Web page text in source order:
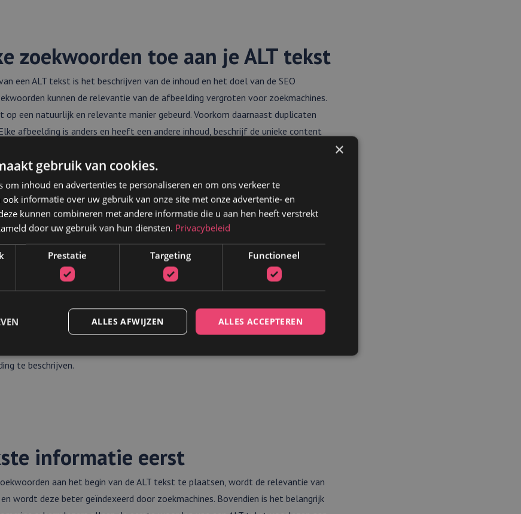
zoekwoorden toe aan je ALT tekst
een ALT tekst is het beschrijven van de inhoud en het doel van de SEO
kunnen de relevantie van de afbeelding vergroten voor zoekmachines.
op een natuurlijk en relevante manier gebeurd. Voorkom daarnaast duplicaten
afbeelding is anders en heeft een andere inhoud, beschrijf de unieke content
ALT-teksten? Dan zul je de afbeelding opnieuw moeten uploaden voor elk
mag mijn ALT tekst bevatten?
tekens, zorg er vooral voor dat de ALT tekst niet te lang is. Een te lange ALT
waardoor wellicht een deel van de beschrijving wegvalt in de
te beschrijven.
informatie eerst
aan het begin van de ALT tekst te plaatsen, wordt de relevantie van
wordt deze beter geïndexeerd door zoekmachines. Bovendien is het belangrijk
×
gebruik van cookies.
om inhoud en advertenties te personaliseren en om ons verkeer te
ook informatie over uw gebruik van onze site met onze advertentie- en
kunnen combineren met andere informatie die u aan hen heeft verstrekt
door uw gebruik van hun diensten. Privacybeleid
Prestatie Targeting Functioneel
ALLES ACCEPTEREN
ALLES AFWIJZEN
5 maanden 4
weken
Wordt gebruikt om toestemming van gasten op te slaan voor het gebruik van
cookies voor niet-essentiële doeleinden